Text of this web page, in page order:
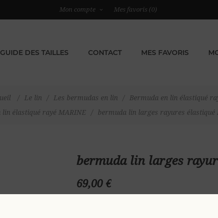
Mon compte Mes favoris (0)
GUIDE DES TAILLES CONTACT MES FAVORIS
/ Le lin / Les bermudas en lin / Bermuda en lin élastiqué
lin élastiqué rayé MARINE
/ bermuda lin larges rayures élastiqué
bermuda lin larges
69,00 €